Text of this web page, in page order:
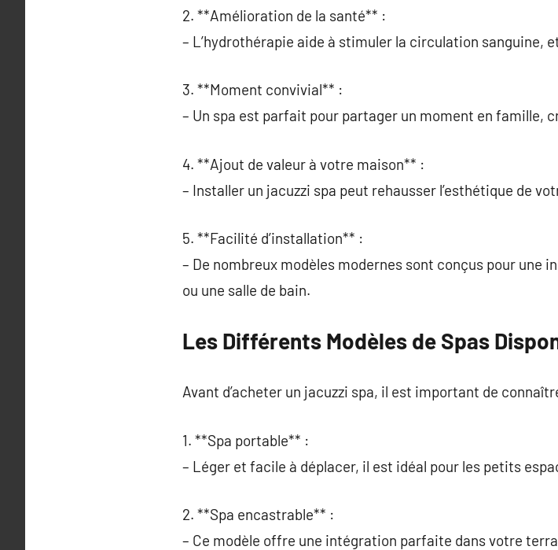
2. **Amélioration de la santé** :
– L’hydrothérapie aide à stimuler la circulation sanguine,
3. **Moment convivial** :
– Un spa est parfait pour partager un moment en famille,
4. **Ajout de valeur à votre maison** :
– Installer un jacuzzi spa peut rehausser l’esthétique de
5. **Facilité d’installation** :
– De nombreux modèles modernes sont conçus pour une
ou une salle de bain.
Les Différents Modèles de Spas
Avant d’acheter un jacuzzi spa, il est important de
1. **Spa portable** :
– Léger et facile à déplacer, il est idéal pour les petits
2. **Spa encastrable** :
– Ce modèle offre une intégration parfaite dans votre